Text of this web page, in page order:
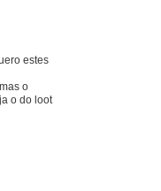
estes
o
o do loot